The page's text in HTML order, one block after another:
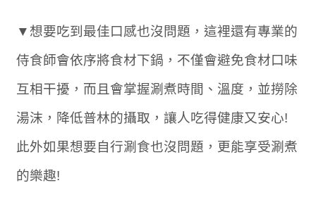
▼想要吃到最佳口感也沒問題，這裡還有專業的
侍食師會依序將食材下鍋，不僅會避免食材口味
互相干擾，而且會掌握涮煮時間、溫度，並撈除
湯沫，降低普林的攝取，讓人吃得健康又安心!
此外如果想要自行涮食也沒問題，更能享受涮煮
的樂趣!